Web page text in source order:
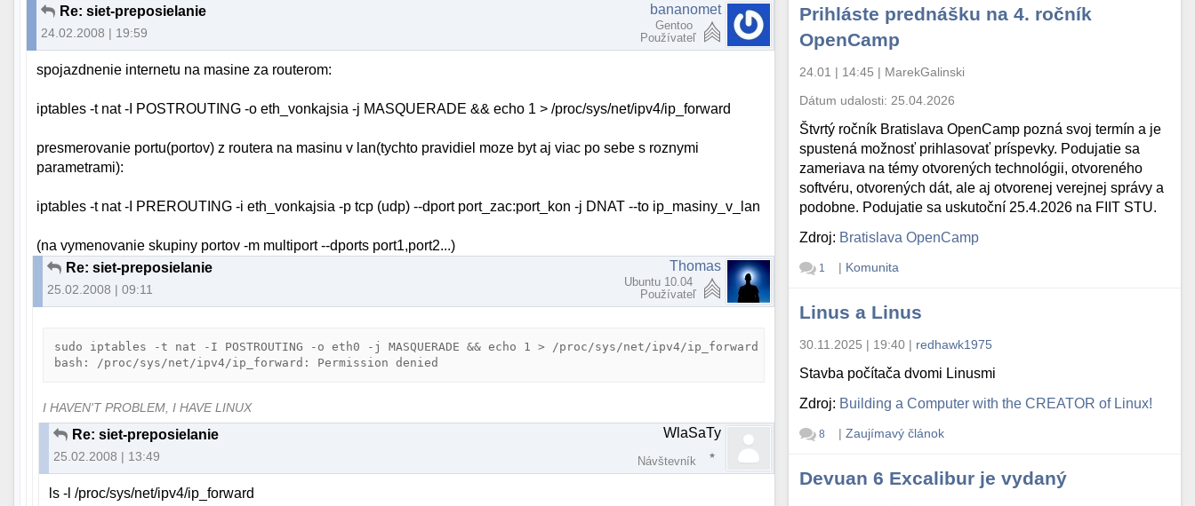
Re: siet-preposielanie
24.02.2008 | 19:59
bananomet
Gentoo
Používateľ
spojazdnenie internetu na masine za routerom:
iptables -t nat -I POSTROUTING -o eth_vonkajsia -j MASQUERADE && echo 1 > /proc/sys/net/ipv4/ip_forward
presmerovanie portu(portov) z routera na masinu v lan(tychto pravidiel moze byt aj viac po sebe s roznymi
parametrami):
iptables -t nat -I PREROUTING -i eth_vonkajsia -p tcp (udp) --dport port_zac:port_kon -j DNAT --to ip_masiny_v_lan
(na vymenovanie skupiny portov -m multiport --dports port1,port2...)
Re: siet-preposielanie
25.02.2008 | 09:11
Thomas
Ubuntu 10.04
Používateľ
sudo iptables -t nat -I POSTROUTING -o eth0 -j MASQUERADE && echo 1 > /proc/sys/net/ipv4/ip_forward
I HAVEN'T PROBLEM, I HAVE LINUX
Re: siet-preposielanie
25.02.2008 | 13:49
WlaSaTy
Návštevník
ls -l /proc/sys/net/ipv4/ip_forward
Prihláste prednášku na 4. ročník
OpenCamp
24.01 | 14:45 | MarekGalinski
Dátum udalosti: 25.04.2026
Štvrtý ročník Bratislava OpenCamp pozná svoj termín a je
spustená možnosť prihlasovať príspevky. Podujatie sa
zameriava na témy otvorených technológii, otvoreného
softvéru, otvorených dát, ale aj otvorenej verejnej správy a
podobne. Podujatie sa uskutoční 25.4.2026 na FIIT STU.
Zdroj: Bratislava OpenCamp
1 | Komunita
Linus a Linus
30.11.2025 | 19:40 | redhawk1975
Stavba počítača dvomi Linusmi
Zdroj: Building a Computer with the CREATOR of Linux!
8 | Zaujímavý článok
Devuan 6 Excalibur je vydaný